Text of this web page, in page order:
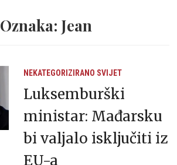
Oznaka: Jean
NEKATEGORIZIRANO SVIJET
Luksemburški
ministar: Mađarsku
bi valjalo isključiti iz
EU-a